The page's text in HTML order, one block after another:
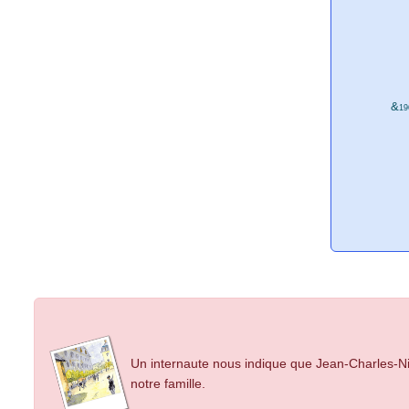
&
Un internaute nous indique que Jean-Charles-
notre famille.